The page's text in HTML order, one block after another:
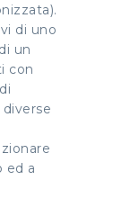
di uno
un
con
ed a